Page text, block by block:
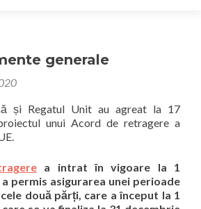
generale
și Regatul Unit au agreat la 17
unui Acord de retragere a
a intrat în vigoare la 1
permis asigurarea unei perioade
două părți, care a început la 1